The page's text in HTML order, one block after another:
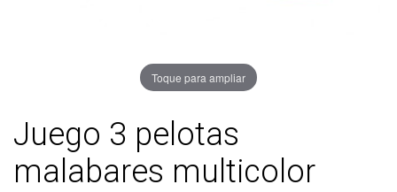
Toque para ampliar
Juego 3 pelotas
malabares multicolor